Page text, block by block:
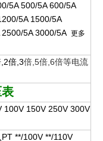
5A 500/5A 600/5A
5A 1500/5A
5A 3000/5A 更多
倍,3倍,5倍,6倍等电流
100V 150V 250V 300V
**/100V **/110V